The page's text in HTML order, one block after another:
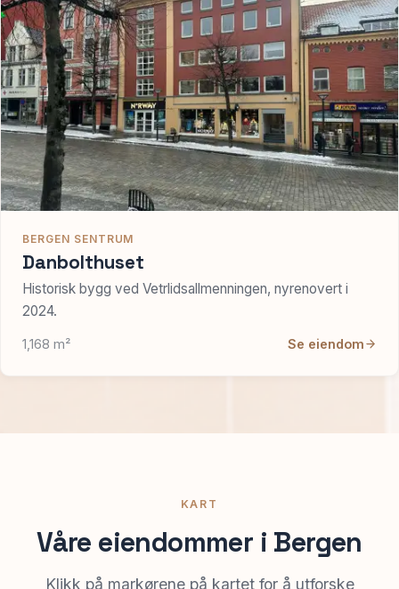
BERGEN SENTRUM
Danbolthuset
Historisk bygg ved Vetrlidsallmenningen, nyrenovert i
2024.
1,168 m² Se eiendom
KART
Våre eiendommer i Bergen
Klikk på markørene på kartet for å utforske